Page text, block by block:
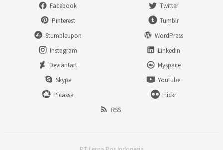
Facebook
Twitter
Pinterest
Tumblr
Stumbleupon
WordPress
Instagram
Linkedin
Deviantart
Myspace
Skype
Youtube
Picassa
Flickr
RSS